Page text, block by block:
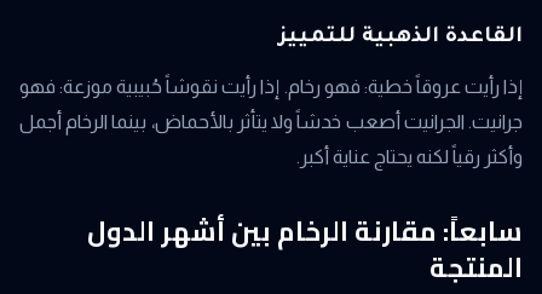
القاعدة الذهبية للتمييز
إذا رأيت عروقاً خطية: فهو رخام. إذا رأيت نقوشاً حُبيبية موزعة: فهو
جرانيت. الجرانيت أصعب خدشاً ولا يتأثر بالأحماض، بينما الرخام أجمل
وأكثر رقياً لكنه يحتاج عناية أكبر.
سابعاً: مقارنة الرخام بين أشهر الدول
المنتجة